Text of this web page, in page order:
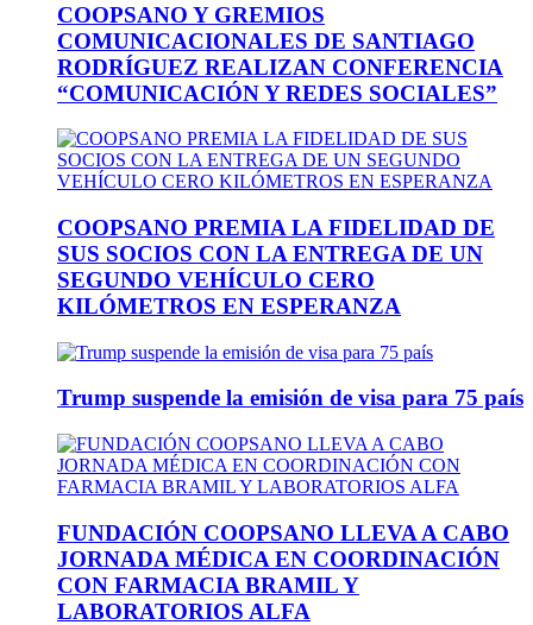
COOPSANO Y GREMIOS
COMUNICACIONALES DE SANTIAGO
RODRÍGUEZ REALIZAN CONFERENCIA
“COMUNICACIÓN Y REDES SOCIALES”
COOPSANO PREMIA LA FIDELIDAD DE
SUS SOCIOS CON LA ENTREGA DE UN
SEGUNDO VEHÍCULO CERO
KILÓMETROS EN ESPERANZA
Trump suspende la emisión de visa para 75 país
FUNDACIÓN COOPSANO LLEVA A CABO
JORNADA MÉDICA EN COORDINACIÓN
CON FARMACIA BRAMIL Y
LABORATORIOS ALFA